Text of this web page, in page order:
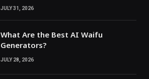
JULY 31, 2026
What Are the Best AI Waifu
Generators?
JULY 28, 2026